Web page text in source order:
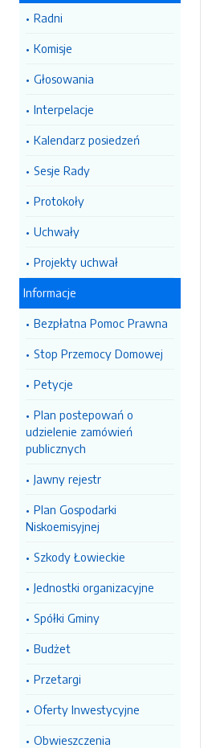
Radni
Komisje
Głosowania
Interpelacje
Kalendarz posiedzeń
Sesje Rady
Protokoły
Uchwały
Projekty uchwał
Informacje
Bezpłatna Pomoc Prawna
Stop Przemocy Domowej
Petycje
Plan postepowań o
udzielenie zamówień
publicznych
Jawny rejestr
Plan Gospodarki
Niskoemisyjnej
Szkody Łowieckie
Jednostki organizacyjne
Spółki Gminy
Budżet
Przetargi
Oferty Inwestycyjne
Obwieszczenia